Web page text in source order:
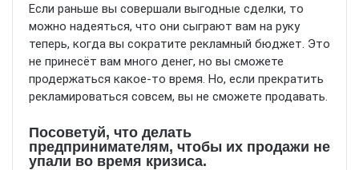
Если раньше вы совершали выгодные сделки, то
можно надеяться, что они сыграют вам на руку
теперь, когда вы сократите рекламный бюджет. Это
не принесёт вам много денег, но вы сможете
продержаться какое-то время. Но, если прекратить
рекламироваться совсем, вы не сможете продавать.
Посоветуй, что делать
предпринимателям, чтобы их продажи не
упали во время кризиса.